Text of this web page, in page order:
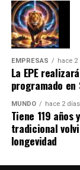
Por eso, ante
las pruebas,
denunciason
Con información
EMPRESAS hace 2
La EPE
programado en
MUNDO hace 2 días
Tiene 119 años
tradicional
longevidad